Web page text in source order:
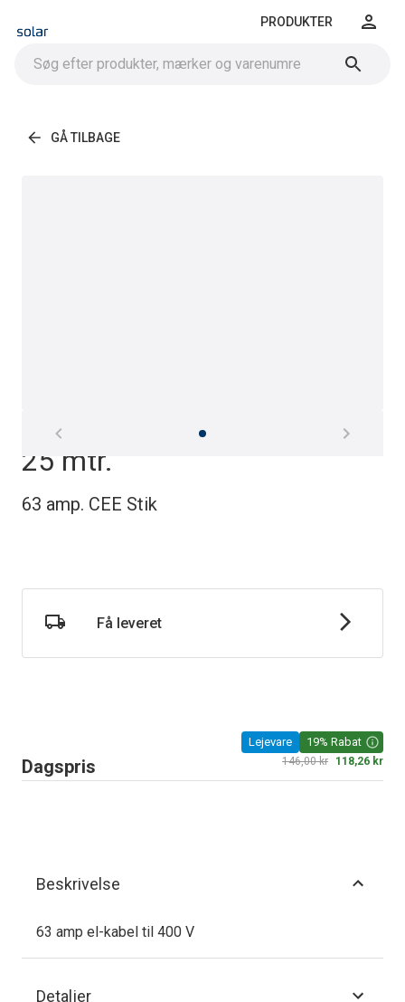
PRODUKTER
GÅ TILBAGE
El-kabel 400 v 63 amp. 20-
25 mtr.
63 amp. CEE Stik
Få leveret
Lejevare 19% Rabat
Dagspris 146,00 kr 118,26 kr
Beskrivelse
63 amp el-kabel til 400 V
Detaljer